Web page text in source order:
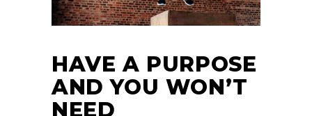
HAVE A PURPOSE
AND YOU WON’T
NEED